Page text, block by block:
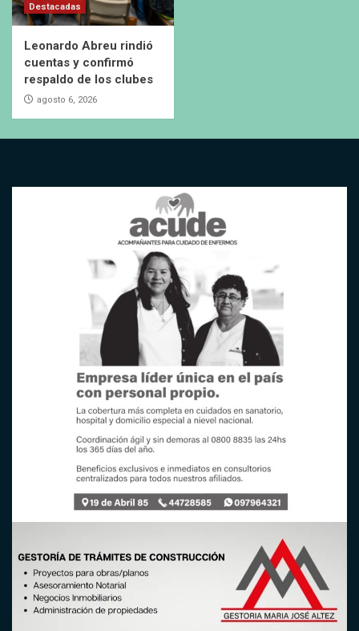
Destacadas
Leonardo Abreu rindió
cuentas y confirmó
respaldo de los clubes
agosto 6, 2026